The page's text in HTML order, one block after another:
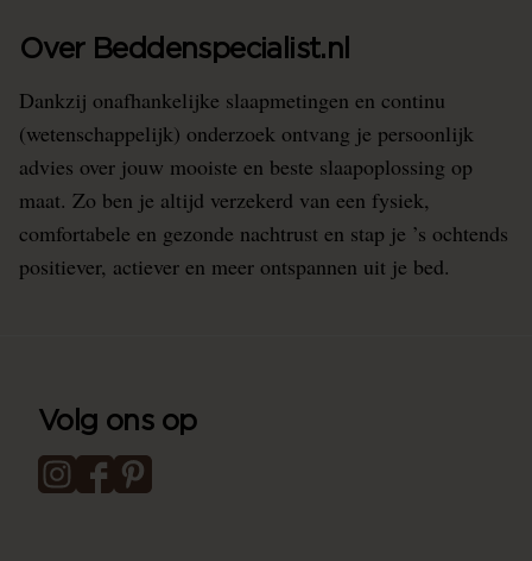
Over Beddenspecialist.nl
Dankzij onafhankelijke slaapmetingen en continu
(wetenschappelijk) onderzoek ontvang je persoonlijk
advies over jouw mooiste en beste slaapoplossing op
maat. Zo ben je altijd verzekerd van een fysiek,
comfortabele en gezonde nachtrust en stap je ’s ochtends
positiever, actiever en meer ontspannen uit je bed.
Volg ons op